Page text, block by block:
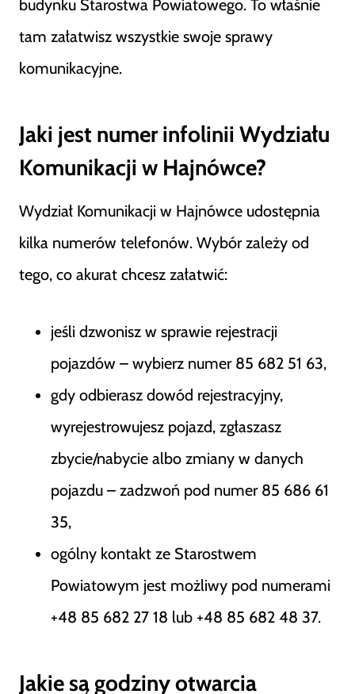
budynku Starostwa Powiatowego. To właśnie
tam załatwisz wszystkie swoje sprawy
komunikacyjne.
Jaki jest numer infolinii Wydziału
Komunikacji w Hajnówce?
Wydział Komunikacji w Hajnówce udostępnia
kilka numerów telefonów. Wybór zależy od
tego, co akurat chcesz załatwić:
jeśli dzwonisz w sprawie rejestracji
pojazdów – wybierz numer 85 682 51 63,
gdy odbierasz dowód rejestracyjny,
wyrejestrowujesz pojazd, zgłaszasz
zbycie/nabycie albo zmiany w danych
pojazdu – zadzwoń pod numer 85 686 61
35,
ogólny kontakt ze Starostwem
Powiatowym jest możliwy pod numerami
+48 85 682 27 18 lub +48 85 682 48 37.
Jakie są godziny otwarcia